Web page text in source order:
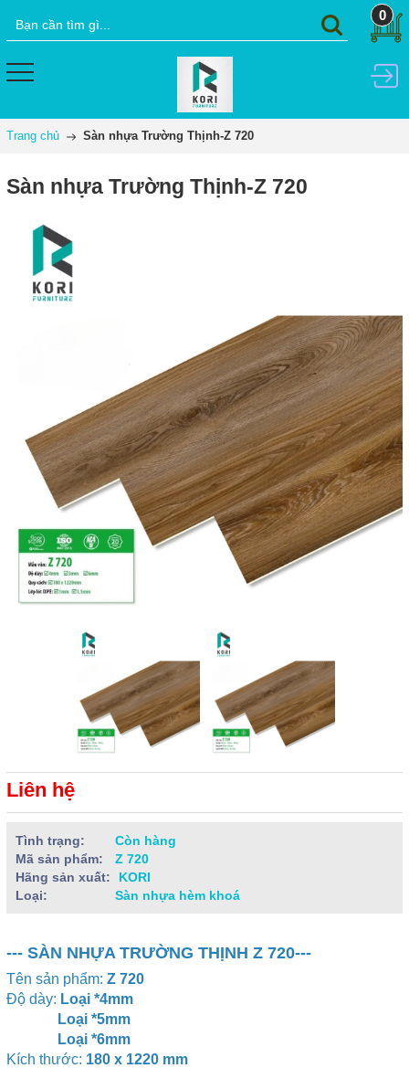
0
Trang chủ Sàn nhựa Trường Thịnh-Z 720
Sàn nhựa Trường Thịnh-Z 720
Liên hệ
Tình trạng:
Còn hàng
Mã sản phẩm:
Z 720
Hãng sản xuất:
KORI
Loại:
Sàn nhựa hèm khoá
--- SÀN NHỰA TRƯỜNG THỊNH Z 720---
Tên sản phẩm: Z 720
Độ dày: Loại *4mm
Loại *5mm
Loại *6mm
Kích thước: 180 x 1220 mm